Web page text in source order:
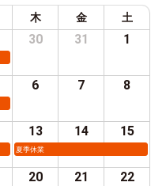
木 金 土
30 31 1
6 7 8
13
夏季休業
14 15
20 21 22